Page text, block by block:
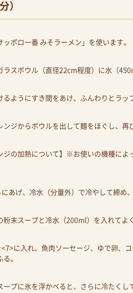
）
ッポロ一番 みそラーメン」を使います。
ラスボウル（直径22cm程度）に水（
るようにすき間をあけ、ふんわりとラッ
ンジからボウルを出して麺をほぐし、再
ジの加熱について】※お使いの機種に
あげ、冷水（分量外）で冷やして締め
粉末スープと冷水（200ml）を入れてよ
に入れ、魚肉ソーセージ、ゆで卵、
る。
ープに氷を浮かべると、さらに冷たくし